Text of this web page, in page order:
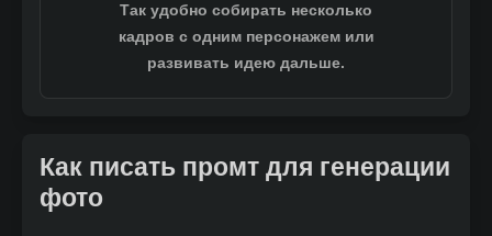
Так удобно собирать несколько
кадров с одним персонажем или
развивать идею дальше.
Как писать промт для генерации
фото